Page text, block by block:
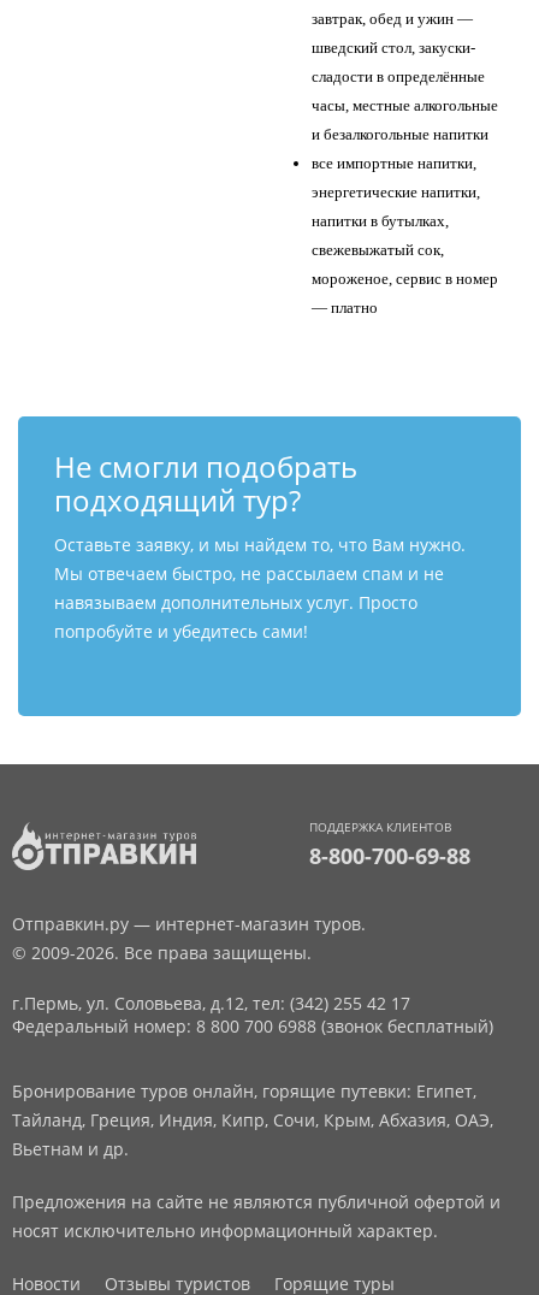
завтрак, обед и ужин —
шведский стол, закуски-
сладости в определённые
часы, местные алкогольные
и безалкогольные напитки
все импортные напитки,
энергетические напитки,
напитки в бутылках,
свежевыжатый сок,
мороженое, сервис в номер
— платно
Не смогли подобрать
подходящий тур?
Оставьте заявку, и мы найдем то, что Вам нужно.
Мы отвечаем быстро, не рассылаем спам и не
навязываем дополнительных услуг. Просто
попробуйте и убедитесь сами!
ПОДДЕРЖКА КЛИЕНТОВ
8-800-700-69-88
Отправкин.ру — интернет-магазин туров.
© 2009-2026. Все права защищены.
г.Пермь, ул. Соловьева, д.12, тел: (342) 255 42 17
Федеральный номер: 8 800 700 6988 (звонок бесплатный)
Бронирование туров онлайн, горящие путевки: Египет,
Тайланд, Греция, Индия, Кипр, Сочи, Крым, Абхазия, ОАЭ,
Вьетнам и др.
Предложения на сайте не являются публичной офертой и
носят исключительно информационный характер.
Новости Отзывы туристов Горящие туры